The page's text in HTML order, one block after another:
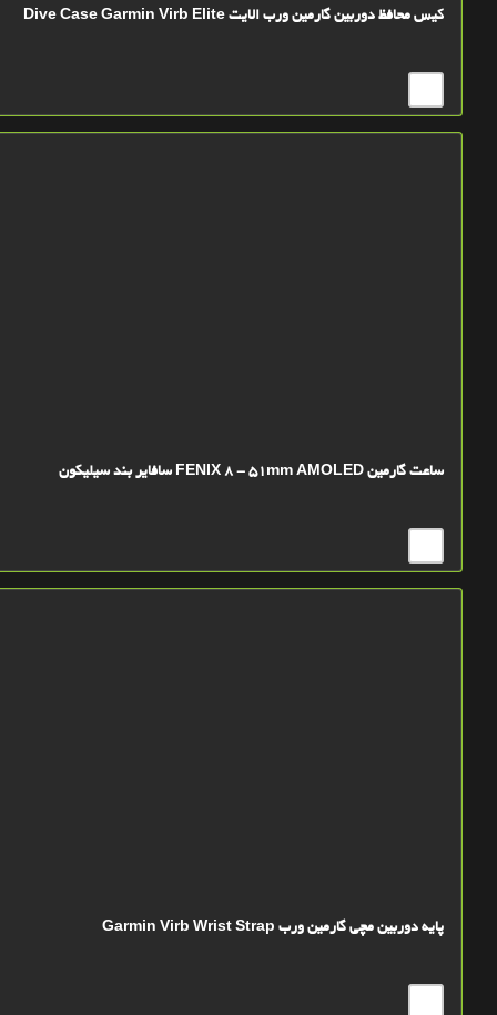
کیس محافظ دوربین گارمین ورب الایت Dive Case Garmin Virb Elite
ساعت گارمین FENIX 8 - 51mm AMOLED سافایر بند سیلیکون
پایه دوربین مچی گارمین ورب Garmin Virb Wrist Strap